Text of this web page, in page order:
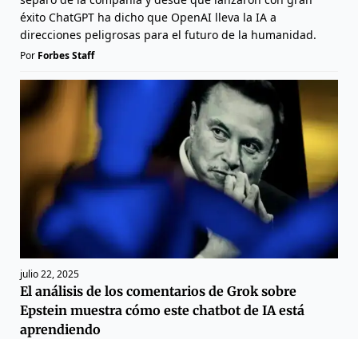
éxito ChatGPT ha dicho que OpenAI lleva la IA a
direcciones peligrosas para el futuro de la humanidad.
Por Forbes Staff
julio 22, 2025
El análisis de los comentarios de Grok sobre
Epstein muestra cómo este chatbot de IA está
aprendiendo